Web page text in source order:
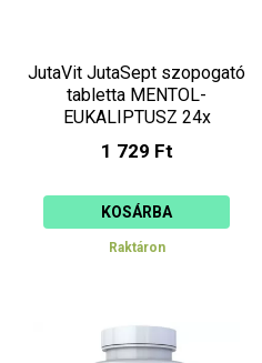
JutaVit JutaSept szopogató
tabletta MENTOL-
EUKALIPTUSZ 24x
1 729 Ft
KOSÁRBA
Raktáron